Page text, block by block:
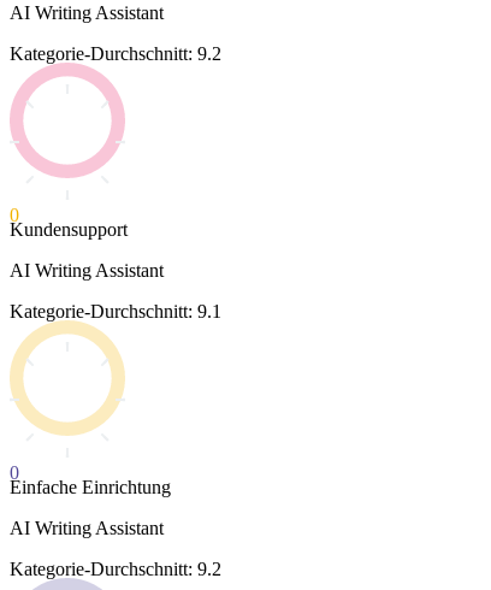
AI Writing Assistant
Kategorie-Durchschnitt: 9.2
0
Kundensupport
AI Writing Assistant
Kategorie-Durchschnitt: 9.1
0
Einfache Einrichtung
AI Writing Assistant
Kategorie-Durchschnitt: 9.2